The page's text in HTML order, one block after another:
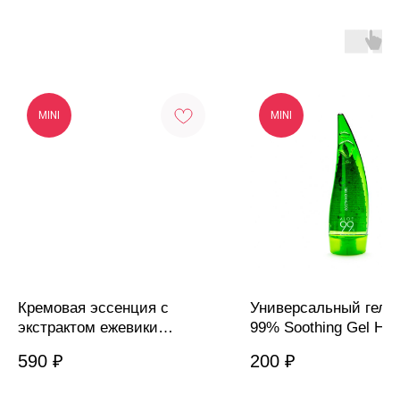
MINI
Кремовая эссенция с
экстрактом ежевики
590 ₽
MINI
Универсальный гель
99% Soothing Gel
200 ₽